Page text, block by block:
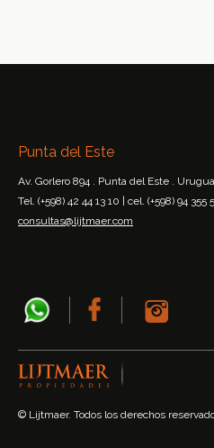
Punta del Este
Av. Gorlero 894 . Punta del Este .
Tel. (+598) 42 44 13 10 | cel. (+598) 94 355
consultas@lijtmaer.com
© Lijtmaer. Todos los derechos